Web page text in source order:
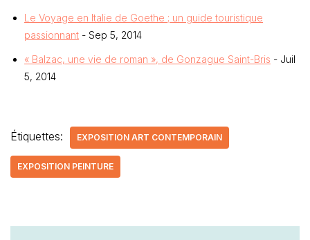
Le Voyage en Italie de Goethe ; un guide touristique
passionnant - Sep 5, 2014
« Balzac, une vie de roman », de Gonzague Saint-Bris - Juil
5, 2014
Étiquettes: EXPOSITION ART CONTEMPORAIN
EXPOSITION PEINTURE